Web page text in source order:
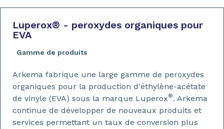
Luperox® - peroxydes organiques pour
EVA
Gamme de produits
Arkema fabrique une large gamme de peroxydes
organiques pour la production d'éthylène-acétate
de vinyle (EVA) sous la marque Luperox®. Arkema
continue de développer de nouveaux produits et
services permettant un taux de conversion plus